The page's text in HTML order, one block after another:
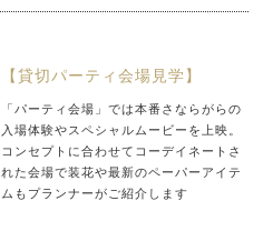
【貸切パーティ会場見学】
「パーティ会場」では本番さならがらの
入場体験やスペシャルムービーを上映。
コンセプトに合わせてコーデイネートさ
れた会場で装花や最新のペーパーアイテ
ムもプランナーがご紹介します